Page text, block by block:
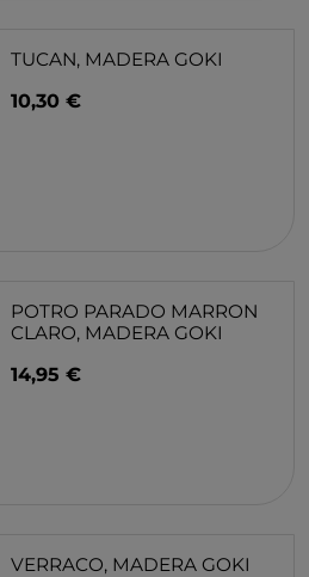
TUCAN, MADERA GOKI
10,30 €
POTRO PARADO MARRON
CLARO, MADERA GOKI
14,95 €
VERRACO, MADERA GOKI